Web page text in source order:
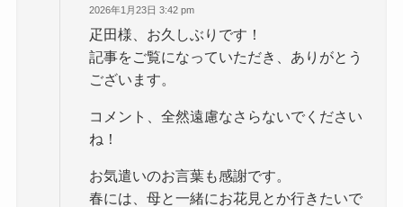
2026年1月23日 3:42 pm
疋田様、お久しぶりです！
記事をご覧になっていただき、ありがとう
ございます。
コメント、全然遠慮なさらないでください
ね！
お気遣いのお言葉も感謝です。
春には、母と一緒にお花見とか行きたいで